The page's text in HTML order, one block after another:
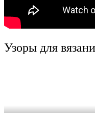
Узоры для